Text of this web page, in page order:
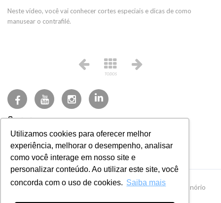
Utilizamos cookies para oferecer melhor
experiência, melhorar o desempenho, analisar
como você interage em nosso site e
personalizar conteúdo. Ao utilizar este site, você
concorda com o uso de cookies. Saiba mais
Neste vídeo, você vai conhecer cortes especiais e dicas de como
manusear o contrafilé.
TODOS
(27) 3723-3200
faleconosco@frisa.com.br
Sistema NFE
CNPJ 27.497.684/0001-35 · Av. Fioravante Rossi, 400, Honório